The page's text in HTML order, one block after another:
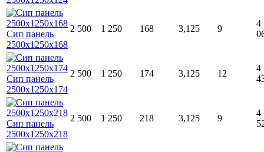
2 500 1 250 168 3,125 9
4
2 500 1 250 174 3,125 12
4
2 500 1 250 218 3,125 9
4